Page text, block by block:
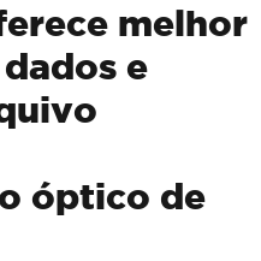
melhor
e
óptico de